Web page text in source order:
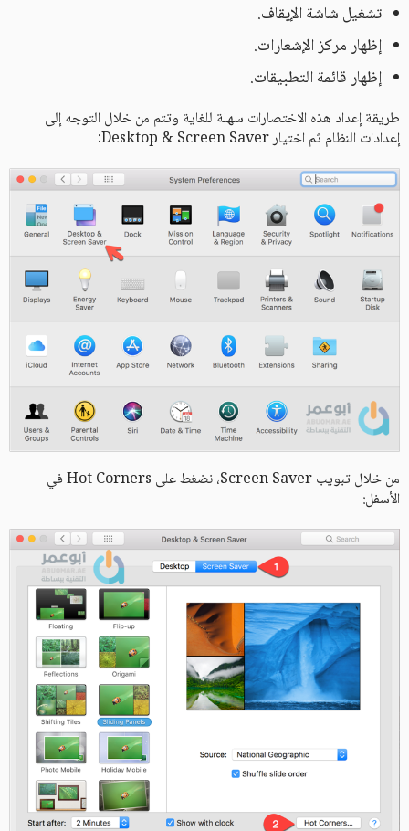
تشغيل شاشة الإيقاف.
إظهار مركز الإشعارات.
إظهار قائمة التطبيقات.
طريقة إعداد هذه الاختصارات سهلة للغاية وتتم من خلال التوجه إلى
إعدادات النظام ثم اختيار Desktop & Screen Saver:
من خلال تبويب Screen Saver، نضغط على Hot Corners في
الأسفل: